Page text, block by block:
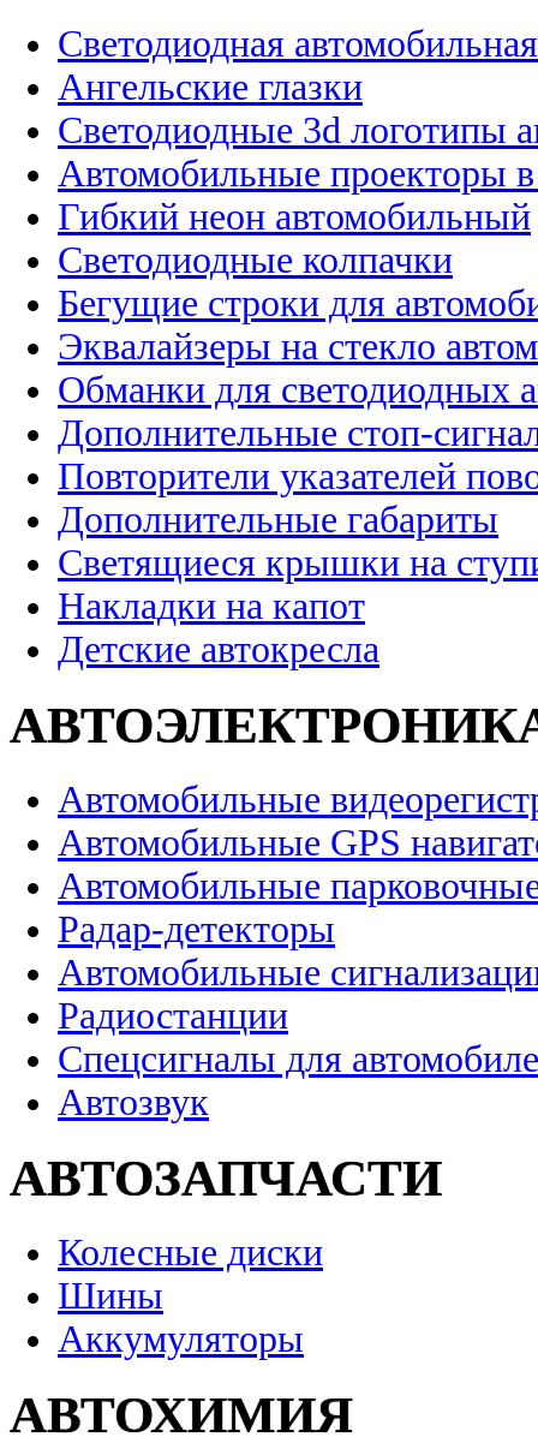
Светодиодная
Ангельские глазки
Светодиодные 3d логотипы
Автомобильные проекторы
Гибкий неон автомобильный
Светодиодные колпачки
Бегущие строки для
Эквалайзеры на стекло
Обманки для светодиодных
Дополнительные стоп-
Повторители указателей
Дополнительные габариты
Светящиеся крышки на
Накладки на капот
Детские автокресла
Автомобильные
Автомобильные GPS
Автомобильные
Радар-детекторы
Автомобильные
Радиостанции
Спецсигналы для
Автозвук
АВТОЗАПЧАСТИ
Колесные диски
Шины
Аккумуляторы
АВТОХИМИЯ